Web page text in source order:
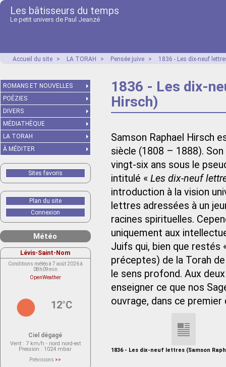
Les bâtisseurs du temps
Le petit univers de Paul Jeanzé
Accueil du site > LA TORAH > Pensée juive > 1836 - Les dix-neuf
1836 - Les dix-
Hirsch)
Samson Raphael Hirsch
siècle (1808 – 1888).
vingt-six ans sous le
intitulé « Les dix-neuf
introduction à la vision
lettres adressées à un
racines spirituelles.
uniquement aux
Juifs qui, bien que
préceptes) de la Torah
le sens profond. Aux
enseigner ce que nos
ouvrage, dans ce
1836 - Les dix-neuf lettres (Samson
ROMANS ET NOUVELLES
POÉZIES
DIVERS
MÉDIATHÈQUE
LA TORAH
À MÉDITER
Sites favoris
Plan du site
Connexion
Météo
Lévis-Saint-Nom
Conditions météo à 7 août 2026 à
08h09min
OpenWeather
12°C
Ciel dégagé
Vent : 7 km/h - nord nord-est
Pression : 1024 mbar
Prévisions >>